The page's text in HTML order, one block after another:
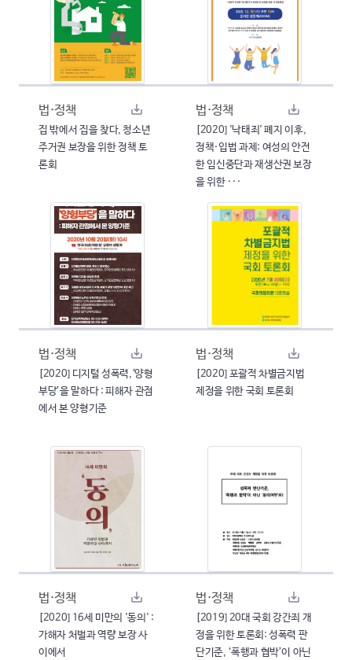
법·정책
집 밖에서 집을 찾다, 청소년
주거권 보장을 위한 정책 토
론회
법·정책
[2020] '낙태죄' 폐지 이후,
정책·입법 과제: 여성의 안전
한 임신중단과 재생산권 보장
을 위한 ···
법·정책
[2020] 디지털 성폭력,‘양형
부당’을 말하다 : 피해자 관점
에서 본 양형기준
법·정책
[2020] 포괄적 차별금지법
제정을 위한 국회 토론회
법·정책
[2020] 16세 미만의 '동의' :
가해자 처벌과 역량 보장 사
이에서
법·정책
[2019] 20대 국회 강간죄 개
정을 위한 토론회: 성폭력 판
단기준, ‘폭행과 협박’이 아닌